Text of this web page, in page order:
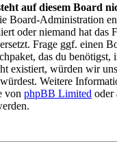
auf diesem Board
Board-Administration
oder niemand hat das
Frage ggf. einen
das du benötigst,
existiert, würden wir
Weitere
von phpBB Limited oder